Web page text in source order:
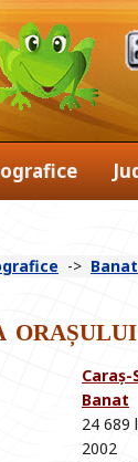
-> Banat
orașului
Caraș-
Banat
24 689
2002